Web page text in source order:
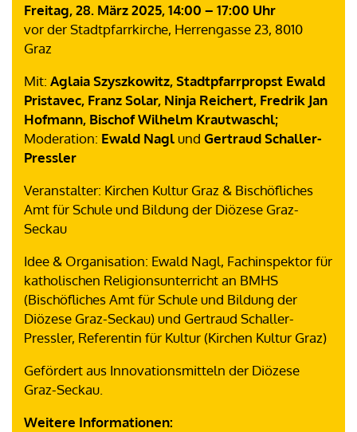
Freitag, 28. März 2025, 14:00 – 17:00 Uhr
vor der Stadtpfarrkirche, Herrengasse 23, 8010
Graz
Mit: Aglaia Szyszkowitz, Stadtpfarrpropst Ewald
Pristavec, Franz Solar, Ninja Reichert, Fredrik Jan
Hofmann, Bischof Wilhelm Krautwaschl;
Moderation: Ewald Naglund Gertraud Schaller-
Pressler
Veranstalter: Kirchen Kultur Graz & Bischöfliches
Amt für Schule und Bildung der Diözese Graz-
Seckau
Idee & Organisation: Ewald Nagl, Fachinspektor für
katholischen Religionsunterricht an BMHS
(Bischöfliches Amt für Schule und Bildung der
Diözese Graz-Seckau) und Gertraud Schaller-
Pressler, Referentin für Kultur (Kirchen Kultur Graz)
Gefördert aus Innovationsmitteln der Diözese
Graz-Seckau.
Weitere Informationen: